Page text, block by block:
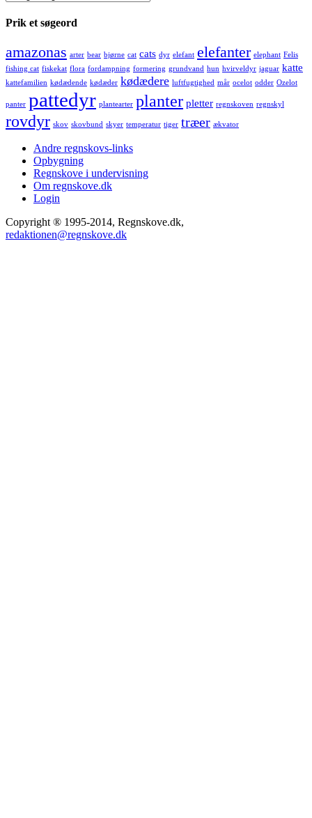
Prik et søgeord
amazonas arter bear bjørne cat cats dyr elefant elefanter elephant Felis
fishing cat fiskekat flora fordampning formering grundvand hun hvirveldyr jaguar katte
kattefamilien kødædende kødæder kødædere luftfugtighed mår ocelot odder Ozelot
panter pattedyr plantearter planter pletter regnskoven regnskyl
rovdyr skov skovbund skyer temperatur tiger træer ækvator
Andre regnskovs-links
Opbygning
Regnskove i undervisning
Om regnskove.dk
Login
Copyright ® 1995-2014, Regnskove.dk,
redaktionen@regnskove.dk